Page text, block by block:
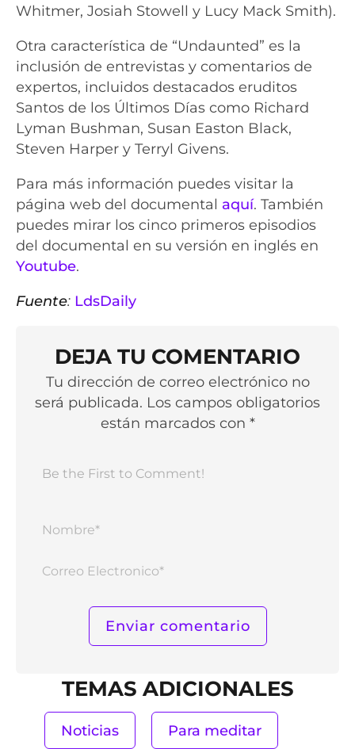
Whitmer, Josiah Stowell y Lucy Mack Smith).
Otra característica de “Undaunted” es la
inclusión de entrevistas y comentarios de
expertos, incluidos destacados eruditos
Santos de los Últimos Días como Richard
Lyman Bushman, Susan Easton Black,
Steven Harper y Terryl Givens.
Para más información puedes visitar la
página web del documental aquí. También
puedes mirar los cinco primeros episodios
del documental en su versión en inglés en
Youtube.
Fuente: LdsDaily
DEJA TU COMENTARIO
Tu dirección de correo electrónico no
será publicada. Los campos obligatorios
están marcados con *
TEMAS ADICIONALES
Noticias Para meditar